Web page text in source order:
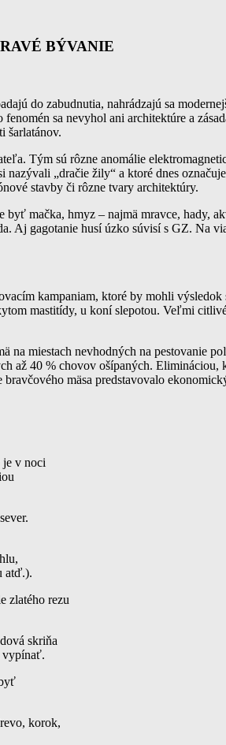
BÝVANIE
do zabudnutia, nahrádzajú sa
sa nevyhol ani architektúre a
šarlatánov.
Tým sú rôzne anomálie
„dračie žily“ a ktoré dnes
stavby či rôzne tvary architektúry.
mačka, hmyz – najmä mravce, hady,
Aj gagotanie husí úzko súvisí s GZ. Na
kampaniam, ktoré by mohli
mastitídy, u koní slepotou. Veľmi
miestach nevhodných na pestovanie
40 % chovov ošípaných.
mäsa predstavovalo
je v noci
atď.).
zlatého rezu
skriňa
vypínať.
korok,